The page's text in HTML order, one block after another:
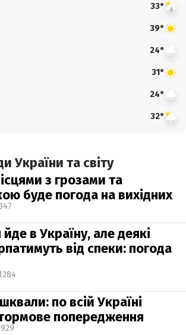
33°
39°
24°
31°
24°
32°
України та світу
з грозами та
буде погода на вихідних
в Україну, але деякі
від спеки: погода
по всій Україні
попередження